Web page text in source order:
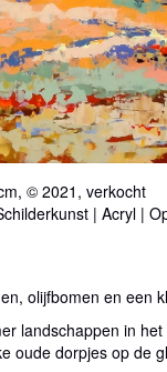
© 2021, verkocht
| Acryl |
olijfbomen en een
landschappen in
oude dorpjes op de